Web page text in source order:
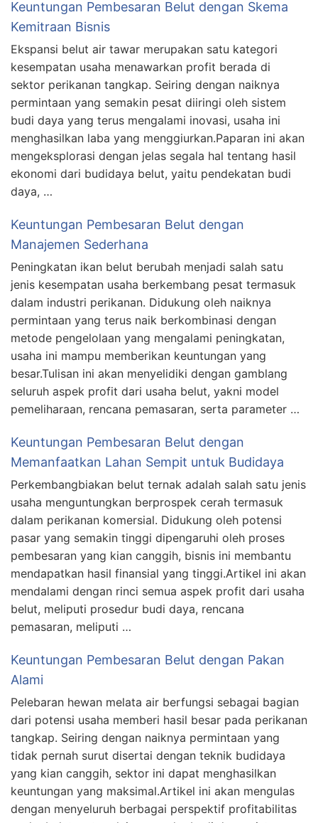
Keuntungan Pembesaran Belut dengan Skema
Kemitraan Bisnis
Ekspansi belut air tawar merupakan satu kategori
kesempatan usaha menawarkan profit berada di
sektor perikanan tangkap. Seiring dengan naiknya
permintaan yang semakin pesat diiringi oleh sistem
budi daya yang terus mengalami inovasi, usaha ini
menghasilkan laba yang menggiurkan.Paparan ini akan
mengeksplorasi dengan jelas segala hal tentang hasil
ekonomi dari budidaya belut, yaitu pendekatan budi
daya, …
Keuntungan Pembesaran Belut dengan
Manajemen Sederhana
Peningkatan ikan belut berubah menjadi salah satu
jenis kesempatan usaha berkembang pesat termasuk
dalam industri perikanan. Didukung oleh naiknya
permintaan yang terus naik berkombinasi dengan
metode pengelolaan yang mengalami peningkatan,
usaha ini mampu memberikan keuntungan yang
besar.Tulisan ini akan menyelidiki dengan gamblang
seluruh aspek profit dari usaha belut, yakni model
pemeliharaan, rencana pemasaran, serta parameter …
Keuntungan Pembesaran Belut dengan
Memanfaatkan Lahan Sempit untuk Budidaya
Perkembangbiakan belut ternak adalah salah satu jenis
usaha menguntungkan berprospek cerah termasuk
dalam perikanan komersial. Didukung oleh potensi
pasar yang semakin tinggi dipengaruhi oleh proses
pembesaran yang kian canggih, bisnis ini membantu
mendapatkan hasil finansial yang tinggi.Artikel ini akan
mendalami dengan rinci semua aspek profit dari usaha
belut, meliputi prosedur budi daya, rencana
pemasaran, meliputi …
Keuntungan Pembesaran Belut dengan Pakan
Alami
Pelebaran hewan melata air berfungsi sebagai bagian
dari potensi usaha memberi hasil besar pada perikanan
tangkap. Seiring dengan naiknya permintaan yang
tidak pernah surut disertai dengan teknik budidaya
yang kian canggih, sektor ini dapat menghasilkan
keuntungan yang maksimal.Artikel ini akan mengulas
dengan menyeluruh berbagai perspektif profitabilitas